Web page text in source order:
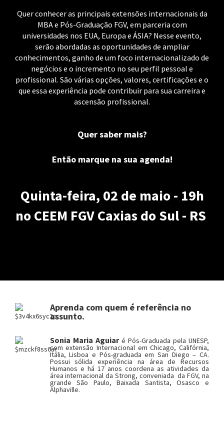
Quer conhecer as principais extensões internacionais da
MBA e Pós-Graduação FGV, em parceria com
universidades nos EUA, Europa e ÁSIA? Nesse evento,
serão abordadas as oportunidades de ampliar
conhecimentos, ganho de um foco internacionalizado de
negócios e o incremento no seu perfil pessoal e
profissional. São várias opções, valores, certificações e o
que essa experiência pode contribuir para sua carreira e
ascensão profissional.
Quer saber mais?
Então marque na sua agenda!
Quinta-feira, 02 de maio - 19h
no CEEM FGV Caxias do Sul - RS
Aprenda com quem é referência no
assunto.
Sonia Maria Aguiar é Pós-Graduada pela UNESP,
com extensão Internacional em Chicago, Califórnia,
Itália, Lisboa e Pós-graduada em San Diego – CA.
Possui sólida experiência na área de Recursos
Humanos e há 17 anos coordena as atividades da
área internacional da Strong, conveniada da FGV, na
grande São Paulo, Baixada Santista, Osasco e
Alphaville.